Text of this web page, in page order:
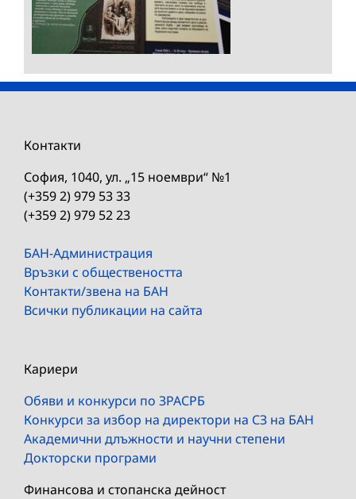
Контакти
София, 1040, ул. „15 ноември“ №1
(+359 2) 979 53 33
(+359 2) 979 52 23
БАН-Администрация
Връзки с обществеността
Контакти/звена на БАН
Всички публикации на сайта
Кариери
Обяви и конкурси по ЗРАСРБ
Конкурси за избор на директори на СЗ на БАН
Академични длъжности и научни степени
Докторски програми
Финансова и стопанска дейност